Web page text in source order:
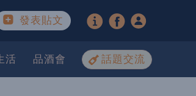
發表貼文
活 品酒會 話題交流